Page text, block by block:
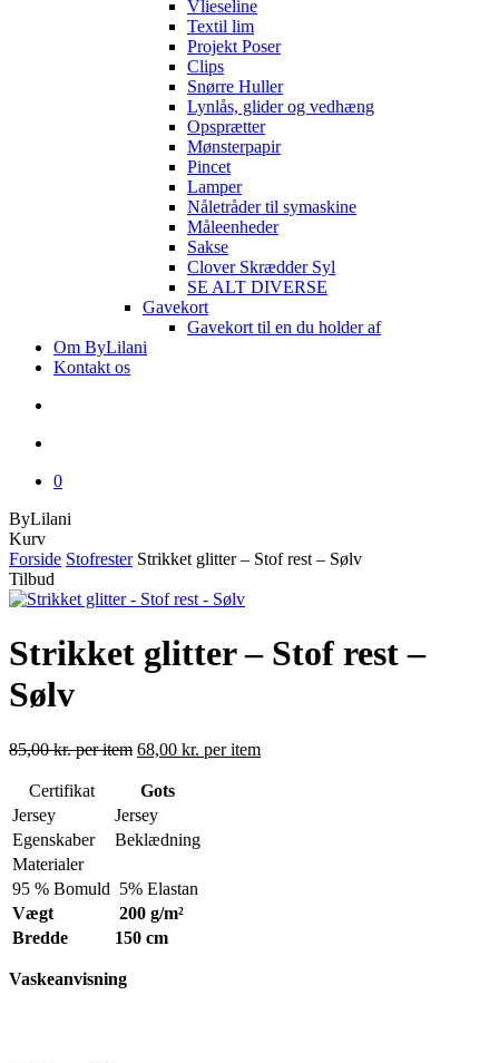
Vlieseline
Textil lim
Projekt Poser
Clips
Snørre Huller
Lynlås, glider og vedhæng
Opsprætter
Mønsterpapir
Pincet
Lamper
Nåletråder til symaskine
Måleenheder
Sakse
Clover Skrædder Syl
SE ALT DIVERSE
Gavekort
Gavekort til en du holder af
Om ByLilani
Kontakt os
0
ByLilani
KurvClose
Cart
Forside Stofrester Strikket glitter – Stof rest – Sølv
Tilbud
Strikket glitter – Stof rest –
Sølv
85,00kr.per item 68,00 kr. per item
Certifikat
Gots
Jersey
Jersey
Egenskaber
Beklædning
Materialer
95 % Bomuld 5% Elastan
Vægt
200 g/m²
Bredde
150 cm
Vaskeanvisning